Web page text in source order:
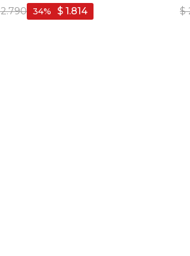
Blanco-Marino
2.790 $ 1.814
34 $